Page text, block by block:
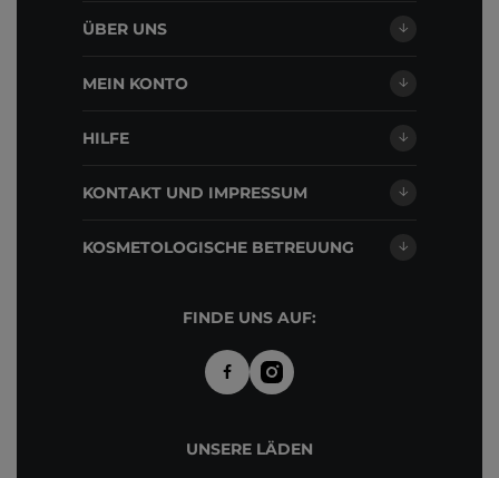
ÜBER UNS
MEIN KONTO
HILFE
KONTAKT UND IMPRESSUM
KOSMETOLOGISCHE BETREUUNG
FINDE UNS AUF:
UNSERE LÄDEN